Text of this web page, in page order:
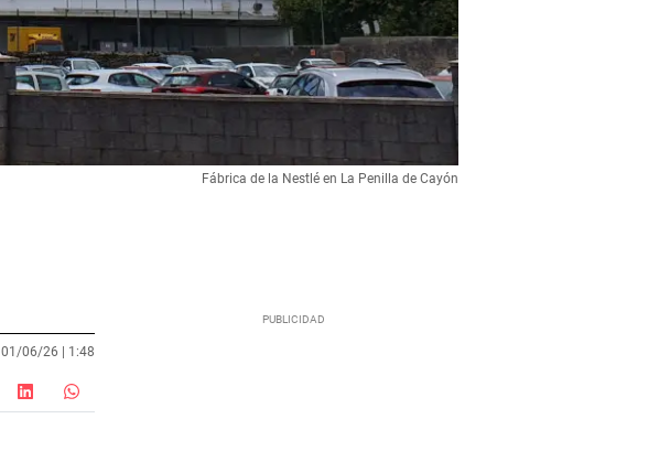
Fábrica de la Nestlé en La Penilla de Cayón
01/06/26 | 1:48